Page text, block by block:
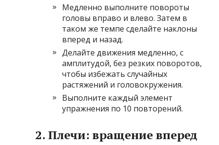
Медленно выполните повороты
головы вправо и влево. Затем в
таком же темпе сделайте наклоны
вперед и назад.
Делайте движения медленно, с
амплитудой, без резких поворотов,
чтобы избежать случайных
растяжений и головокружения.
Выполните каждый элемент
упражнения по 10 повторений.
2. Плечи: вращение вперед